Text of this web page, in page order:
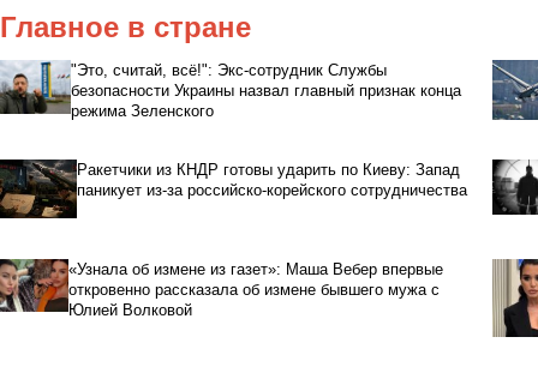
Главное в стране
"Это, считай, всё!": Экс-сотрудник Службы
безопасности Украины назвал главный признак конца
режима Зеленского
Ракетчики из КНДР готовы ударить по Киеву: Запад
паникует из-за российско-корейского сотрудничества
«Узнала об измене из газет»: Маша Вебер впервые
откровенно рассказала об измене бывшего мужа с
Юлией Волковой